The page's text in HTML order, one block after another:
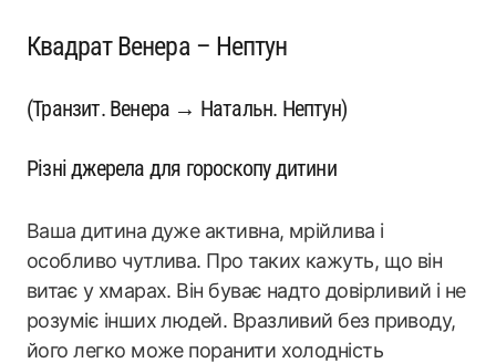
Квадрат Венера – Нептун
(Транзит. Венера → Натальн. Нептун)
Різні джерела для гороскопу дитини
Ваша дитина дуже активна, мрійлива і
особливо чутлива. Про таких кажуть, що він
витає у хмарах. Він буває надто довірливий і не
розуміє інших людей. Вразливий без приводу,
його легко може поранити холодність